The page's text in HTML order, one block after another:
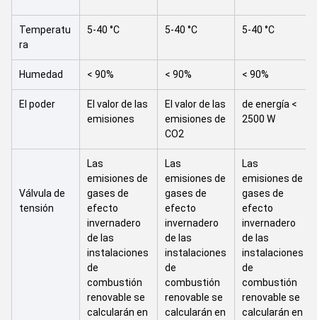
Temperatu
ra
5-40 °C 5-40 °C 5-40 °C
Humedad < 90% < 90% < 90%
El poder
El valor de las
emisiones
El valor de las
emisiones de
CO2
de energía <
2500 W
Válvula de
tensión
Las
emisiones de
gases de
efecto
invernadero
de las
instalaciones
de
combustión
renovable se
calcularán en
Las
emisiones de
gases de
efecto
invernadero
de las
instalaciones
de
combustión
renovable se
calcularán en
Las
emisiones de
gases de
efecto
invernadero
de las
instalaciones
de
combustión
renovable se
calcularán en